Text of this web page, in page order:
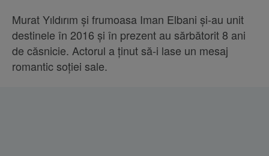
Murat Yıldırım și frumoasa Iman Elbani și-au unit
destinele în 2016 și în prezent au sărbătorit 8 ani
de căsnicie. Actorul a ținut să-i lase un mesaj
romantic soției sale.